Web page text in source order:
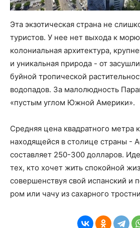
Эта экзотическая страна не
туристов. У нее нет выхода к
колониальная архитектура,
и уникальная природа - от
буйной тропической
водопадов. За малолюдность
«пустым углом Южной Америки».
Средняя цена квадратного метра
находящейся в столице страны -
составляет 250-300 долларов.
тех, кто хочет жить спокойной
совершенствуя свой испанский и
ром или чачу из сахарного